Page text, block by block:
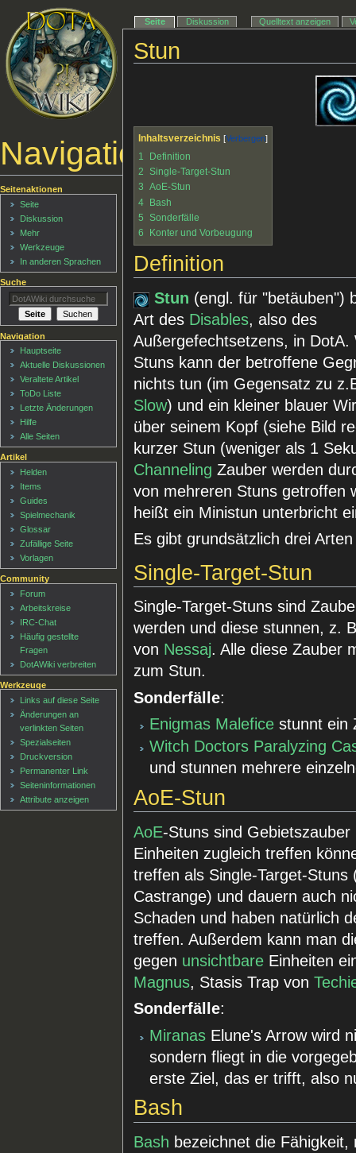
Stun
Inhaltsverzeichnis
1
Definition
2 Single-Target-Stun
3 AoE-Stun
4 Bash
5 Sonderfälle
6
Konter und Vorbeugung
Definition
Stun (engl. für "betäuben")
Art des Disables, also des
Außergefechtsetzens, in DotA.
Stuns kann der betroffene
nichts tun (im Gegensatz zu
Slow) und ein kleiner blauer
über seinem Kopf (siehe Bild
kurzer Stun (weniger als 1
Channeling Zauber werden
von mehreren Stuns getroffen
heißt ein Ministun unterbricht
Es gibt grundsätzlich drei
Single-Target-Stun
Single-Target-Stuns sind
werden und diese stunnen, z.
von Nessaj. Alle diese Zauber
zum Stun.
Sonderfälle:
Enigmas Malefice stunnt ein
Witch Doctors Paralyzing
und stunnen mehrere
AoE-Stun
AoE-Stuns sind
Einheiten zugleich treffen
treffen als Single-Target-
Castrange) und dauern auch
Schaden und haben natürlich
treffen. Außerdem kann man
gegen unsichtbare Einheiten
Magnus, Stasis Trap von
Sonderfälle:
Miranas Elune's Arrow wird
sondern fliegt in die
erste Ziel, das er trifft, also
Bash
Bash bezeichnet die
Navigationsmenü
Seite Diskussion Quelltext anzeigen
Seitenaktionen
Seite
Diskussion
Mehr
Werkzeuge
In anderen Sprachen
Suche
Navigation
Hauptseite
Aktuelle Diskussionen
Veraltete Artikel
ToDo Liste
Letzte Änderungen
Hilfe
Alle Seiten
Artikel
Helden
Items
Guides
Spielmechanik
Glossar
Zufällige Seite
Vorlagen
Community
Forum
Arbeitskreise
IRC-Chat
Häufig gestellte
Fragen
DotAWiki verbreiten
Werkzeuge
Links auf diese Seite
Änderungen an
verlinkten Seiten
Spezialseiten
Druckversion
Permanenter Link
Seiten­informationen
Attribute anzeigen